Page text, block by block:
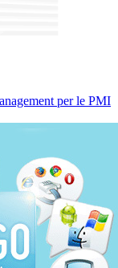
per le PMI